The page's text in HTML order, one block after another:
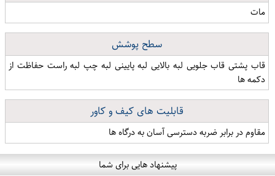
مات
سطح پوشش
قاب پشتی قاب جلویی لبه بالایی لبه پایینی لبه چپ لبه راست حفاظت از
دکمه ها
قابلیت های کیف و کاور
مقاوم در برابر ضربه دسترسی آسان به درگاه ها
پیشنهاد هایی برای شما